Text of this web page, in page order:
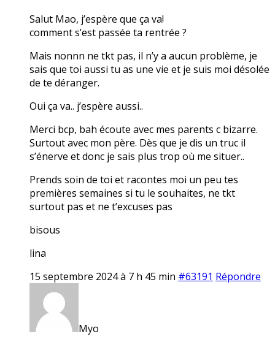
Salut Mao, j’espère que ça va!
comment s’est passée ta rentrée ?
Mais nonnn ne tkt pas, il n’y a aucun problème, je
sais que toi aussi tu as une vie et je suis moi désolée
de te déranger.
Oui ça va.. j’espère aussi..
Merci bcp, bah écoute avec mes parents c bizarre.
Surtout avec mon père. Dès que je dis un truc il
s’énerve et donc je sais plus trop où me situer..
Prends soin de toi et racontes moi un peu tes
premières semaines si tu le souhaites, ne tkt
surtout pas et ne t’excuses pas
bisous
lina
15 septembre 2024 à 7 h 45 min #63191 Répondre
Myo